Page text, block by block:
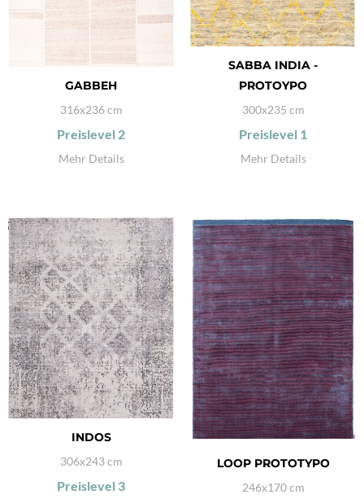
GABBEH
316x236 cm
Preislevel 2
Mehr Details
SABBA INDIA -
PROTOYPO
300x235 cm
Preislevel 1
Mehr Details
INDOS
306x243 cm
Preislevel 3
LOOP PROTOTYPO
246x170 cm